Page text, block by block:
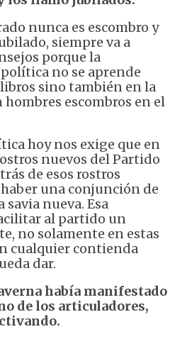
nunca es escombro y
siempre va a
porque la
no se aprende
sino también en la
escombros en el
hoy nos exige que en
nuevos del Partido
de esos rostros
una conjunción de
nueva. Esa
al partido un
no solamente en estas
cualquier contienda
dar.
había manifestado
de los articuladores,